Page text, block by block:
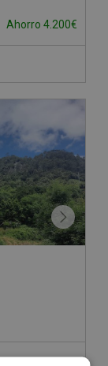
Ahorro 4.200€